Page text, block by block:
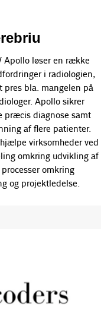
Apollo løser en række
i radiologien,
pres bla. mangelen på
Apollo sikrer
præcis diagnose samt
af flere patienter.
virksomheder ved
omkring udvikling af
omkring
og projektledelse.